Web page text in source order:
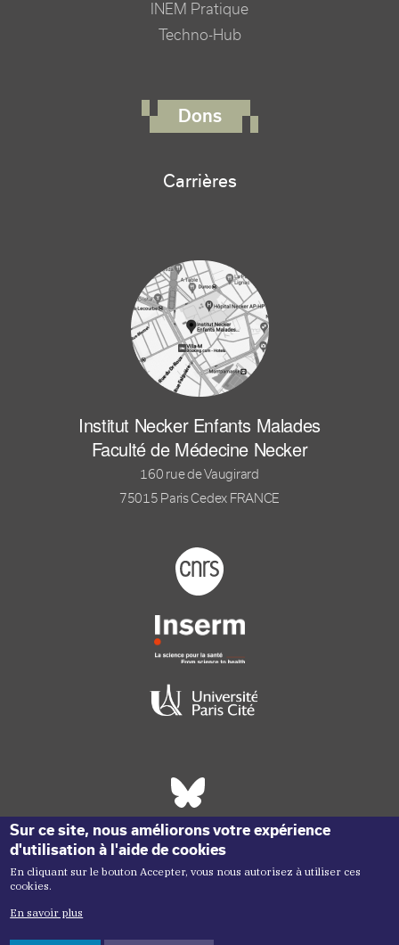
INEM Pratique
Techno-Hub
Dons
Carrières
Institut Necker Enfants Malades
Faculté de Médecine Necker
160 rue de Vaugirard
75015 Paris Cedex FRANCE
Footer logo tutelles
Réseaux sociaux footer
Sur ce site, nous améliorons votre expérience
d'utilisation à l'aide de cookies
En cliquant sur le bouton Accepter, vous nous autorisez à utiliser ces
cookies.
En savoir plus